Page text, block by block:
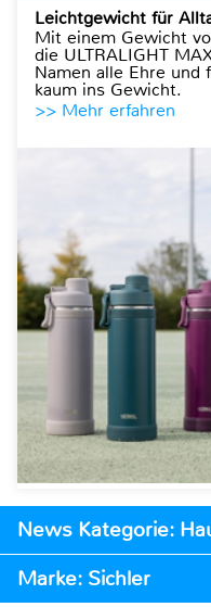
Leichtgewicht für
Mit einem Gewicht
die ULTRALIGHT
Namen alle Ehre und
kaum ins Gewicht.
>> Mehr erfahren
News Kategorie:
Marke: Sichler